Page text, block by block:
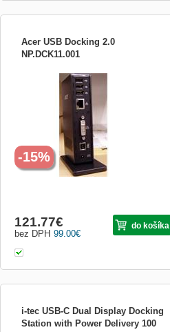
Acer USB Docking 2.0
NP.DCK11.001
Acer USB Docking 2.0
99.00€
bez DPH
121.77€ do košíka
-15%
i-tec USB-C Dual Display Docking
Station with Power Delivery 100